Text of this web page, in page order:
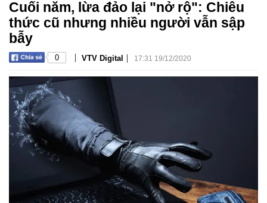
Cuối năm, lừa đảo lại "nở rộ": Chiêu
thức cũ nhưng nhiều người vẫn sập
bẫy
0 | VTV Digital | 17:31 19/12/2020